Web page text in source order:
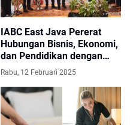
IABC East Java Pererat
Hubungan Bisnis, Ekonomi,
dan Pendidikan dengan
Australia
Rabu, 12 Februari 2025